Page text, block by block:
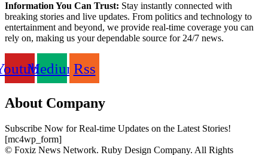
Information You Can Trust: Stay instantly connected with
breaking stories and live updates. From politics and technology to
entertainment and beyond, we provide real-time coverage you can
rely on, making us your dependable source for 24/7 news.
MediumRss
About Company
Subscribe Now for Real-time Updates on the Latest Stories!
[mc4wp_form]
© Foxiz News Network. Ruby Design Company. All Rights